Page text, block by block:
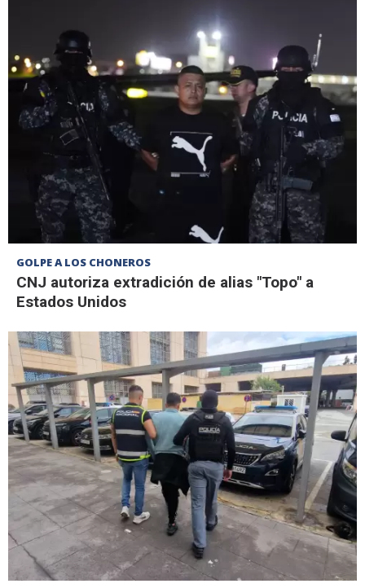
GOLPE A LOS CHONEROS
CNJ autoriza extradición de alias "Topo" a
Estados Unidos